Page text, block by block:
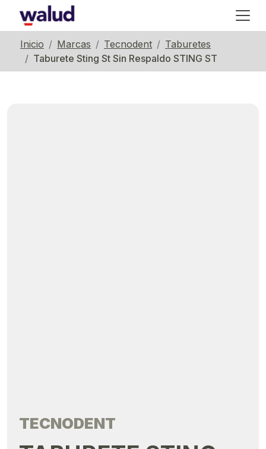
Inicio Marcas Tecnodent
Taburetes
Taburete Sting St Sin Respaldo STING ST
TECNODENT